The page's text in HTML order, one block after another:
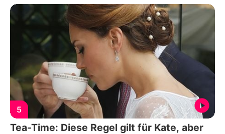
5
Tea-Time: Diese Regel gilt für Kate, aber